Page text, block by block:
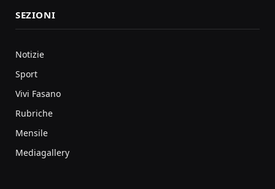
SEZIONI
Notizie
Sport
Vivi Fasano
Rubriche
Mensile
Mediagallery